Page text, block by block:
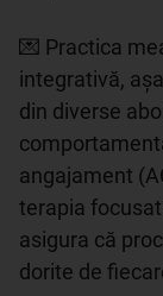
💌 Practica
integrativă,
din diverse
angajament
terapia
asigura că